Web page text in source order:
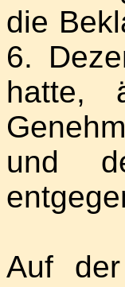
die
6.
hatte,
und
Auf